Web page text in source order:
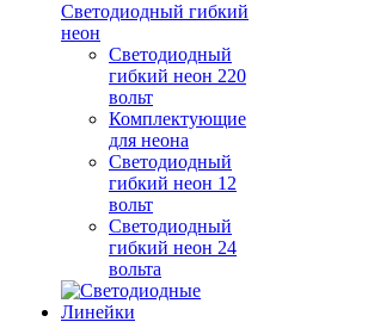
Светодиодный гибкий
неон
Светодиодный
гибкий неон 220
вольт
Комплектующие
для неона
Светодиодный
гибкий неон 12
вольт
Светодиодный
гибкий неон 24
вольта